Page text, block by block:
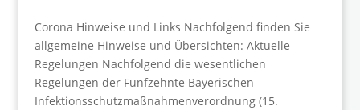
Corona Hinweise und Links Nachfolgend finden Sie
allgemeine Hinweise und Übersichten: Aktuelle
Regelungen Nachfolgend die wesentlichen
Regelungen der Fünfzehnte Bayerischen
Infektionsschutzmaßnahmenverordnung (15.